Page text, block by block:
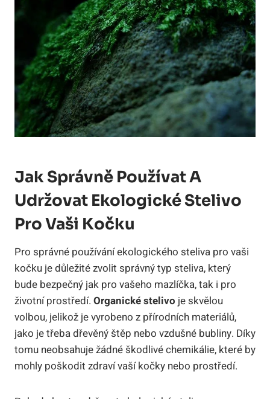
Jak Správně Používat A
Udržovat Ekologické Stelivo
Pro Vaši Kočku
Pro správné používání ekologického steliva pro vaši
kočku je důležité zvolit správný typ steliva, který
bude bezpečný jak pro vašeho mazlíčka, tak i pro
životní prostředí. Organické stelivo je skvělou
volbou, jelikož je vyrobeno z přírodních materiálů,
jako je třeba dřevěný štěp nebo vzdušné bubliny. Díky
tomu neobsahuje žádné škodlivé chemikálie, které by
mohly poškodit zdraví vaší kočky nebo prostředí.